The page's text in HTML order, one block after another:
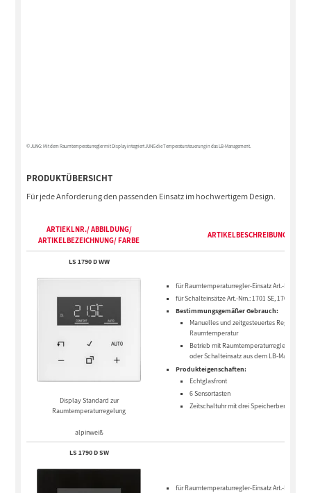
© JUNG: Mit dem Raumtemperaturregler mit Display integriert JUNG die Temperatursteuerung in das LB-Management.
PRODUKTÜBERSICHT
Für jede Anforderung den passenden Einsatz im hochwertigem Design.
ARTIEKLNR./ ABBILDUNG/
ARTIKELBEZEICHNUNG/ FARBE
ARTIKELBESCHREIBUNG
LS 1790 D WW
Display Standard zur
Raumtemperaturregelung
alpinweiß
für Raumtemperaturregler-Einsatz Art.-Nr.: 1790
für Schalteinsätze Art.-Nrn.: 1701 SE, 1704 ESE
Bestimmungsgemäßer Gebrauch:
Manuelles und zeitgesteuertes Regeln der
Raumtemperatur
Betrieb mit Raumtemperaturregler-Einsatz
oder Schalteinsatz aus dem LB-
Produkteigenschaften:
Echtglasfront
6 Sensortasten
Zeitschaltuhr mit drei Speicherbereichen
LS 1790 D SW
für Raumtemperaturregler-Einsatz Art.-Nr.: 1790